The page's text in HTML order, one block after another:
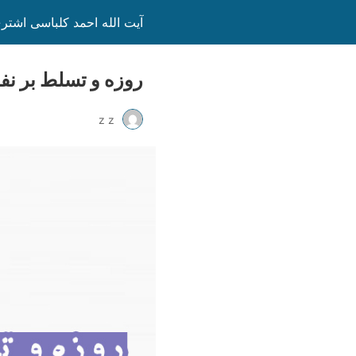
آیت الله احمد کلباسی
روزه و تسلط بر
z z